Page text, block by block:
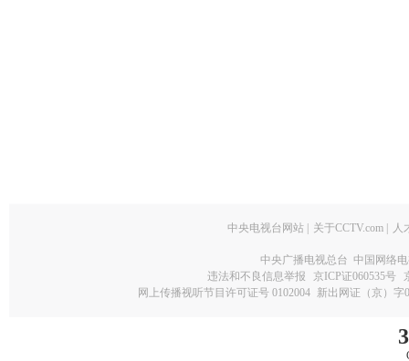
中央电视台网站 关于CCTV.com 人
中央广播电视总台 中国网络
违法和不良信息举报
京ICP证060535号
网上传播视听节目许可证号 0102004 新出网证（京）